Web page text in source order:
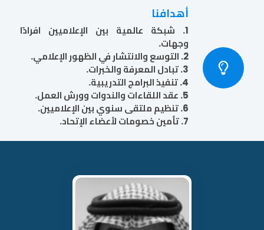
أهدافنا
1. شبكة عالمية بين الإعلاميين افرادًا
وجهات.
2. التوسع والانتشار في الظهور الإعلامي.
3. تبادل المعرفة والخبرات.
4. تنفيذ البرامج التدريبية.
5. عقد اللقاءات والندوات وورش العمل.
6. تنظيم ملتقى سنوي بين الإعلاميين.
7. تأمين خصومات لأعضاء الإتحاد.